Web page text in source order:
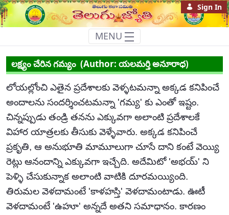
Sign In
MENU
లక్ష్యం చేరిన గమ్యం
లక్ష్యం చేరిన గమ్యం (Author: యలమర్తి అనూరాధ)
లోయల్లోంచి ఎతైన ప్రదేశాలకు వెళ్ళటమన్నా అక్కడ కనిపించే
అందాలను సందర్శించటమన్నా 'గమ్య' కు ఎంతో ఇష్టం.
చిన్నప్పుడు తండ్రి తనను ఎక్కువగా అలాంటి ప్రదేశాలకే
విహార యాత్రలకు తీసుకు వెళ్ళేవారు. అక్కడ కనిపించే
ప్రకృతి, ఆ అనుభూతి మామూలుగా చూసే దాని కంటే వెయ్యి
రెట్లు ఆనందాన్ని ఎక్కువగా ఇచ్చేది. అదేమిటో 'అభయ్' ని
పెళ్ళి చేసుకున్నాక అలాంటి వాటికి దూరమయ్యింది.
తిరుమల వెళదామంటే 'కాళహస్తి' వెళదామంటాడు. ఊటీ
వెళదామంటే 'ఉహూ' అన్నదే అతని సమాధానం. కారణం